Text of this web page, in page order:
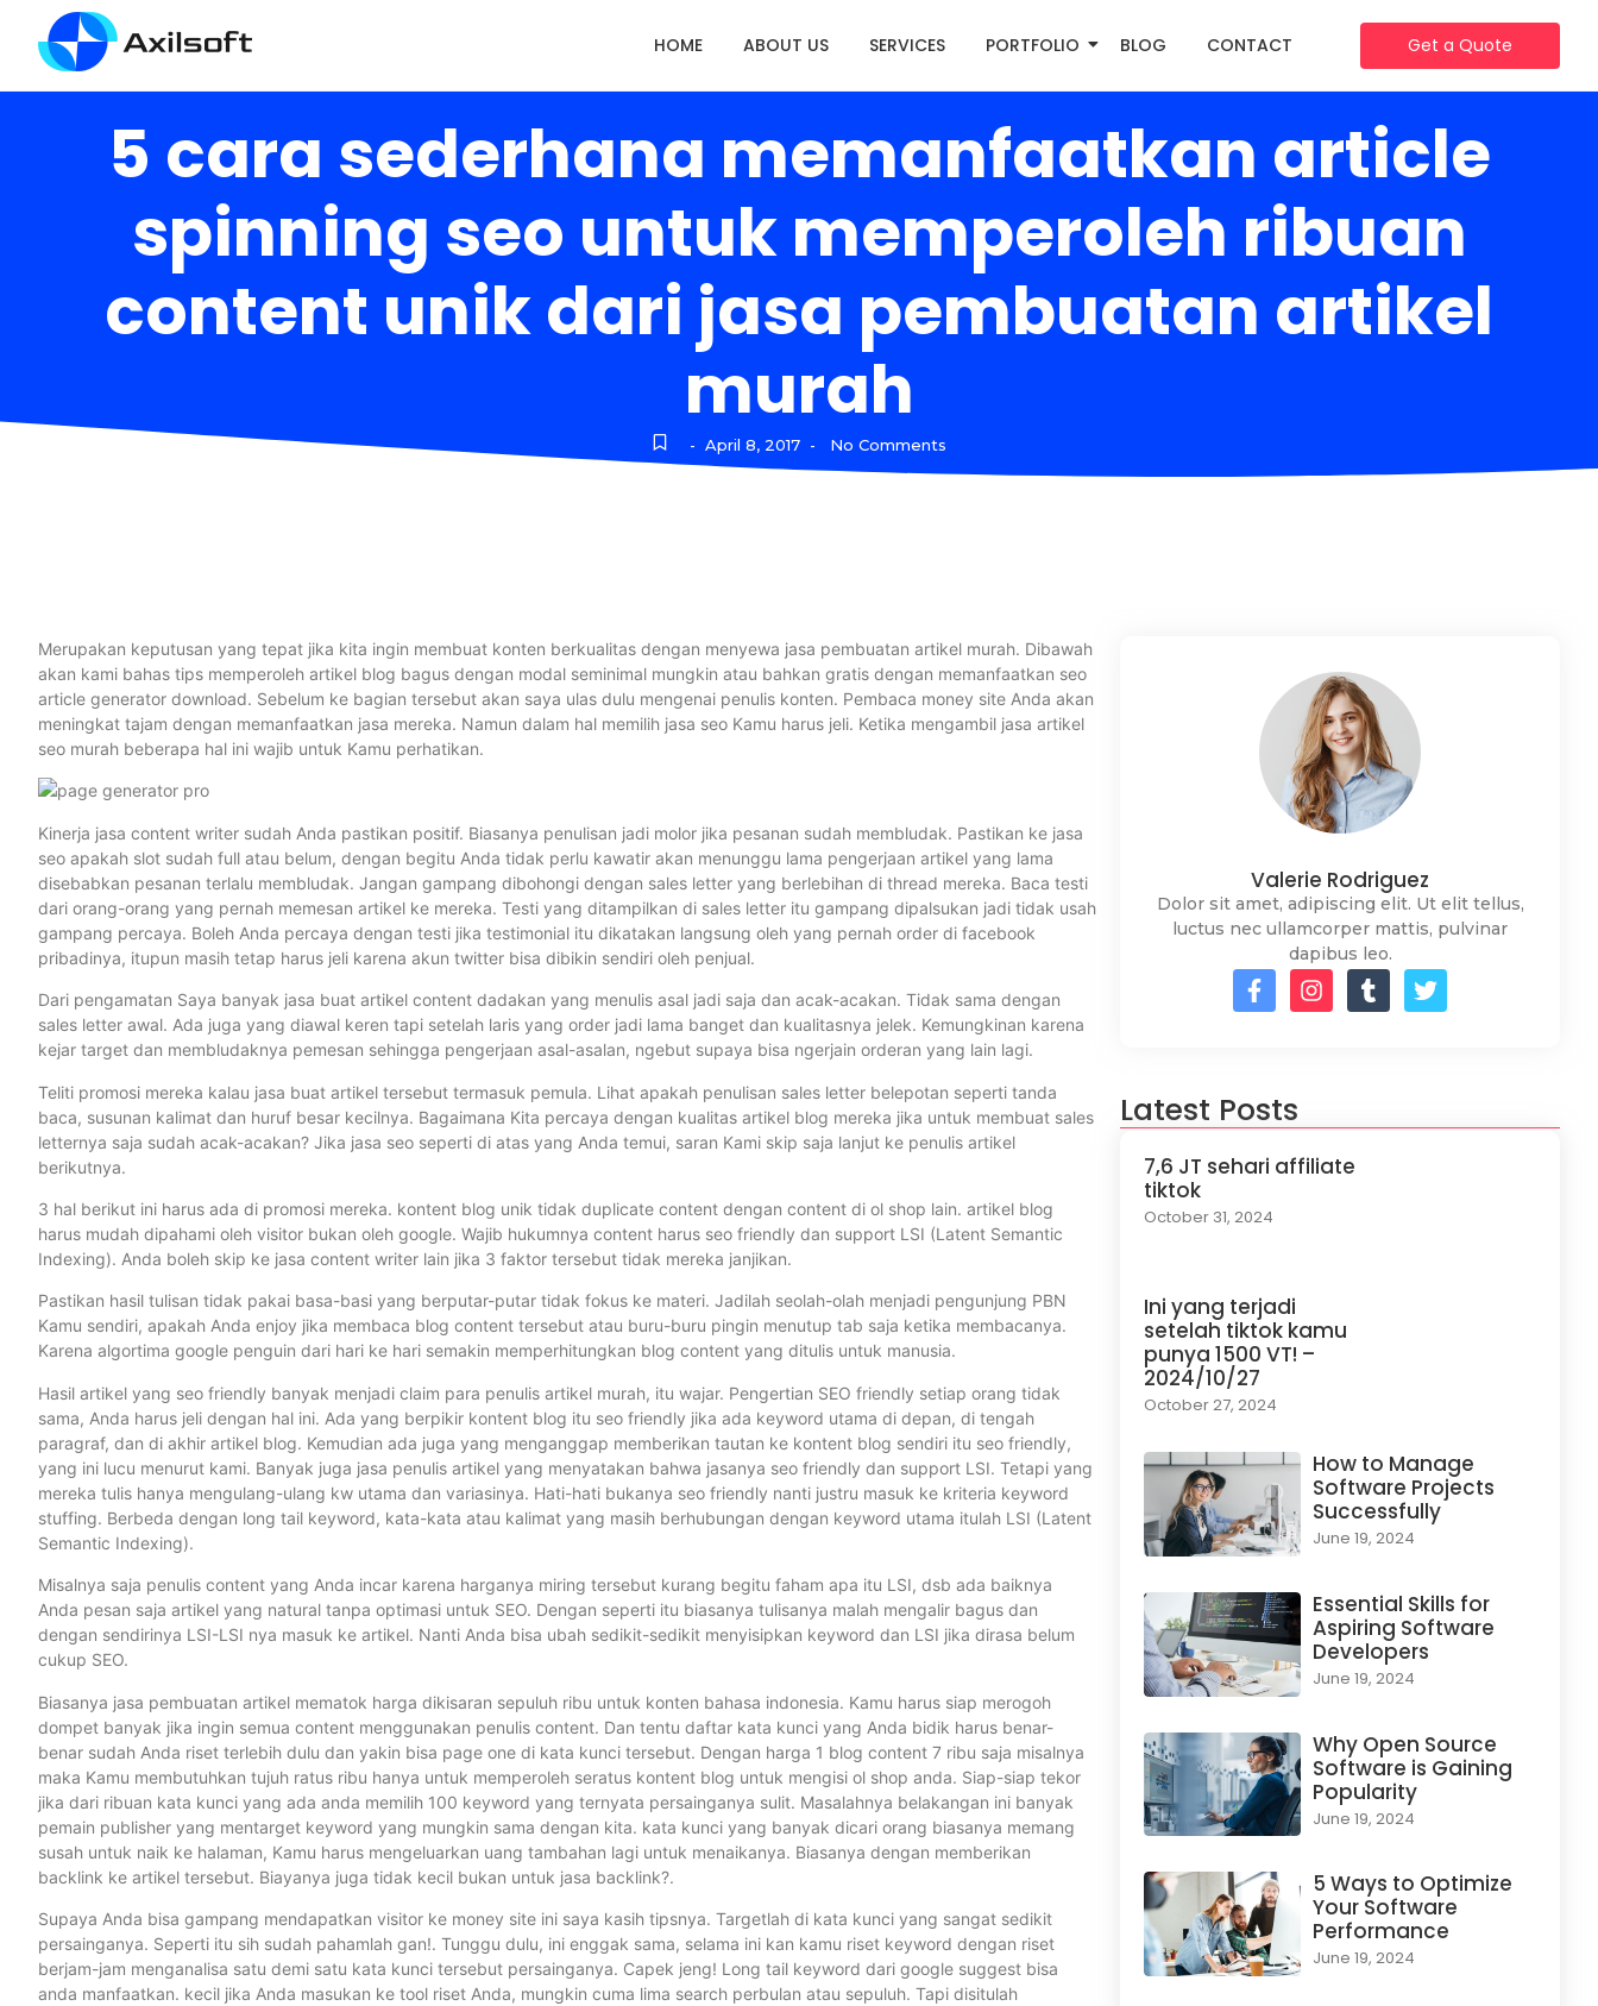
HOME ABOUT US SERVICES PORTFOLIO BLOG CONTACT Get a Quote
5 cara sederhana memanfaatkan article
spinning seo untuk memperoleh ribuan
content unik dari jasa pembuatan artikel
murah
- April 8, 2017 - No Comments
Merupakan keputusan yang tepat jika kita ingin membuat konten berkualitas dengan menyewa jasa pembuatan artikel murah. Dibawah
akan kami bahas tips memperoleh artikel blog bagus dengan modal seminimal mungkin atau bahkan gratis dengan memanfaatkan seo
article generator download. Sebelum ke bagian tersebut akan saya ulas dulu mengenai penulis konten. Pembaca money site Anda akan
meningkat tajam dengan memanfaatkan jasa mereka. Namun dalam hal memilih jasa seo Kamu harus jeli. Ketika mengambil jasa artikel
seo murah beberapa hal ini wajib untuk Kamu perhatikan.
Kinerja jasa content writer sudah Anda pastikan positif. Biasanya penulisan jadi molor jika pesanan sudah membludak. Pastikan ke jasa
seo apakah slot sudah full atau belum, dengan begitu Anda tidak perlu kawatir akan menunggu lama pengerjaan artikel yang lama
disebabkan pesanan terlalu membludak. Jangan gampang dibohongi dengan sales letter yang berlebihan di thread mereka. Baca testi
dari orang-orang yang pernah memesan artikel ke mereka. Testi yang ditampilkan di sales letter itu gampang dipalsukan jadi tidak usah
gampang percaya. Boleh Anda percaya dengan testi jika testimonial itu dikatakan langsung oleh yang pernah order di facebook
pribadinya, itupun masih tetap harus jeli karena akun twitter bisa dibikin sendiri oleh penjual.
Dari pengamatan Saya banyak jasa buat artikel content dadakan yang menulis asal jadi saja dan acak-acakan. Tidak sama dengan
sales letter awal. Ada juga yang diawal keren tapi setelah laris yang order jadi lama banget dan kualitasnya jelek. Kemungkinan karena
kejar target dan membludaknya pemesan sehingga pengerjaan asal-asalan, ngebut supaya bisa ngerjain orderan yang lain lagi.
Teliti promosi mereka kalau jasa buat artikel tersebut termasuk pemula. Lihat apakah penulisan sales letter belepotan seperti tanda
baca, susunan kalimat dan huruf besar kecilnya. Bagaimana Kita percaya dengan kualitas artikel blog mereka jika untuk membuat sales
letternya saja sudah acak-acakan? Jika jasa seo seperti di atas yang Anda temui, saran Kami skip saja lanjut ke penulis artikel
berikutnya.
3 hal berikut ini harus ada di promosi mereka. kontent blog unik tidak duplicate content dengan content di ol shop lain. artikel blog
harus mudah dipahami oleh visitor bukan oleh google. Wajib hukumnya content harus seo friendly dan support LSI (Latent Semantic
Indexing). Anda boleh skip ke jasa content writer lain jika 3 faktor tersebut tidak mereka janjikan.
Pastikan hasil tulisan tidak pakai basa-basi yang berputar-putar tidak fokus ke materi. Jadilah seolah-olah menjadi pengunjung PBN
Kamu sendiri, apakah Anda enjoy jika membaca blog content tersebut atau buru-buru pingin menutup tab saja ketika membacanya.
Karena algortima google penguin dari hari ke hari semakin memperhitungkan blog content yang ditulis untuk manusia.
Hasil artikel yang seo friendly banyak menjadi claim para penulis artikel murah, itu wajar. Pengertian SEO friendly setiap orang tidak
sama, Anda harus jeli dengan hal ini. Ada yang berpikir kontent blog itu seo friendly jika ada keyword utama di depan, di tengah
paragraf, dan di akhir artikel blog. Kemudian ada juga yang menganggap memberikan tautan ke kontent blog sendiri itu seo friendly,
yang ini lucu menurut kami. Banyak juga jasa penulis artikel yang menyatakan bahwa jasanya seo friendly dan support LSI. Tetapi yang
mereka tulis hanya mengulang-ulang kw utama dan variasinya. Hati-hati bukanya seo friendly nanti justru masuk ke kriteria keyword
stuffing. Berbeda dengan long tail keyword, kata-kata atau kalimat yang masih berhubungan dengan keyword utama itulah LSI (Latent
Semantic Indexing).
Misalnya saja penulis content yang Anda incar karena harganya miring tersebut kurang begitu faham apa itu LSI, dsb ada baiknya
Anda pesan saja artikel yang natural tanpa optimasi untuk SEO. Dengan seperti itu biasanya tulisanya malah mengalir bagus dan
dengan sendirinya LSI-LSI nya masuk ke artikel. Nanti Anda bisa ubah sedikit-sedikit menyisipkan keyword dan LSI jika dirasa belum
cukup SEO.
Biasanya jasa pembuatan artikel mematok harga dikisaran sepuluh ribu untuk konten bahasa indonesia. Kamu harus siap merogoh
dompet banyak jika ingin semua content menggunakan penulis content. Dan tentu daftar kata kunci yang Anda bidik harus benar-
benar sudah Anda riset terlebih dulu dan yakin bisa page one di kata kunci tersebut. Dengan harga 1 blog content 7 ribu saja misalnya
maka Kamu membutuhkan tujuh ratus ribu hanya untuk memperoleh seratus kontent blog untuk mengisi ol shop anda. Siap-siap tekor
jika dari ribuan kata kunci yang ada anda memilih 100 keyword yang ternyata persainganya sulit. Masalahnya belakangan ini banyak
pemain publisher yang mentarget keyword yang mungkin sama dengan kita. kata kunci yang banyak dicari orang biasanya memang
susah untuk naik ke halaman, Kamu harus mengeluarkan uang tambahan lagi untuk menaikanya. Biasanya dengan memberikan
backlink ke artikel tersebut. Biayanya juga tidak kecil bukan untuk jasa backlink?.
Supaya Anda bisa gampang mendapatkan visitor ke money site ini saya kasih tipsnya. Targetlah di kata kunci yang sangat sedikit
persainganya. Seperti itu sih sudah pahamlah gan!. Tunggu dulu, ini enggak sama, selama ini kan kamu riset keyword dengan riset
berjam-jam menganalisa satu demi satu kata kunci tersebut persainganya. Capek jeng! Long tail keyword dari google suggest bisa
anda manfaatkan. kecil jika Anda masukan ke tool riset Anda, mungkin cuma lima search perbulan atau sepuluh. Tapi disitulah
Valerie Rodriguez
Dolor sit amet, adipiscing elit. Ut elit tellus,
luctus nec ullamcorper mattis, pulvinar
dapibus leo.
Latest Posts
7,6 JT sehari affiliate
tiktok
October 31, 2024
Ini yang terjadi
setelah tiktok kamu
punya 1500 VT! –
2024/10/27
October 27, 2024
How to Manage
Software Projects
Successfully
June 19, 2024
Essential Skills for
Aspiring Software
Developers
June 19, 2024
Why Open Source
Software is Gaining
Popularity
June 19, 2024
5 Ways to Optimize
Your Software
Performance
June 19, 2024